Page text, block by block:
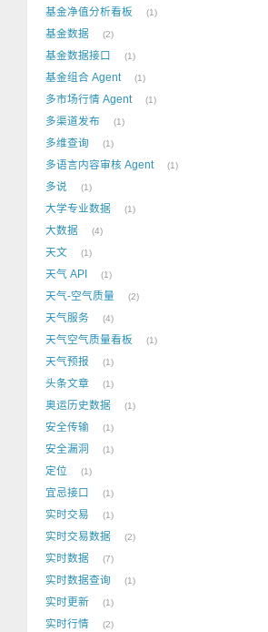
基金净值分析看板 1
基金数据 2
基金数据接口 1
基金组合 Agent 1
多市场行情 Agent 1
多渠道发布 1
多维查询 1
多语言内容审核 Agent 1
多说 1
大学专业数据 1
大数据 4
天文 1
天气 API 1
天气-空气质量 2
天气服务 4
天气空气质量看板 1
天气预报 1
头条文章 1
奥运历史数据 1
安全传输 1
安全漏洞 1
定位 1
宜忌接口 1
实时交易 1
实时交易数据 2
实时数据 7
实时数据查询 1
实时更新 1
实时行情 2